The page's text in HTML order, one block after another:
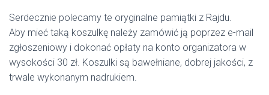
Serdecznie polecamy te oryginalne pamiątki z Rajdu.
Aby mieć taką koszulkę należy zamówić ją poprzez e-mail
zgłoszeniowy i dokonać opłaty na konto organizatora w
wysokości 30 zł. Koszulki są bawełniane, dobrej jakości, z
trwale wykonanym nadrukiem.